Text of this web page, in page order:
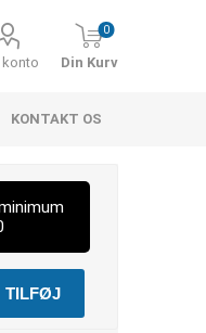
konto
0
Din Kurv
KONTAKT OS